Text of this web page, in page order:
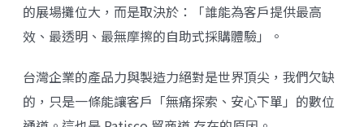
的展場攤位大，而是取決於：「誰能為客戶提供最高
效、最透明、最無摩擦的自助式採購體驗」。
台灣企業的產品力與製造力絕對是世界頂尖，我們欠缺
的，只是一條能讓客戶「無痛探索、安心下單」的數位